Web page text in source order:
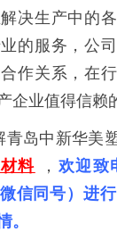
决生产中的
的服务，公
作关系，在
企业值得信赖
青岛中新华美
料 ， 欢迎致
信同号）进
。